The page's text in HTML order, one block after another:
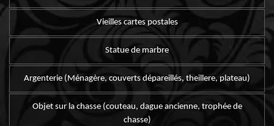
Vieilles cartes postales
Statue de marbre
Argenterie (Ménagère, couverts dépareillés, theillere, plateau)
Objet sur la chasse (couteau, dague ancienne, trophée de
chasse)